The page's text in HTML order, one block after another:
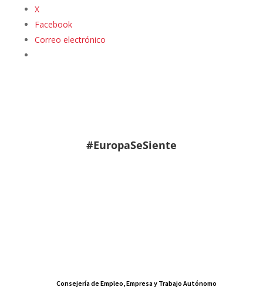
X
Facebook
Correo electrónico
#EuropaSeSiente
Consejería de Empleo, Empresa y Trabajo Autónomo